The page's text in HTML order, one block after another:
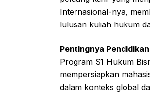
Internasional-nya,
lulusan kuliah hukum
Pentingnya
Program S1 Hukum
mempersiapkan
dalam konteks global